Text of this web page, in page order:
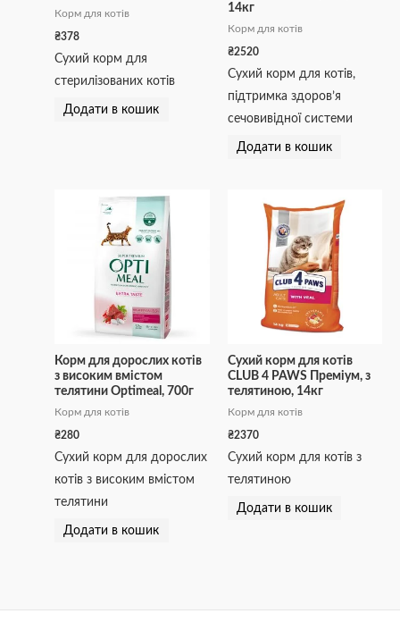
Корм для котів
₴378
Сухий корм для
стерилізованих котів
Додати в кошик
14кг
Корм для котів
₴2520
Сухий корм для котів,
підтримка здоров’я
сечовивідної системи
Додати в кошик
Корм для дорослих котів
з високим вмістом
телятини Optimeal, 700г
Корм для котів
₴280
Сухий корм для дорослих
котів з високим вмістом
телятини
Додати в кошик
Сухий корм для котів
CLUB 4 PAWS Преміум, з
телятиною, 14кг
Корм для котів
₴2370
Сухий корм для котів з
телятиною
Додати в кошик